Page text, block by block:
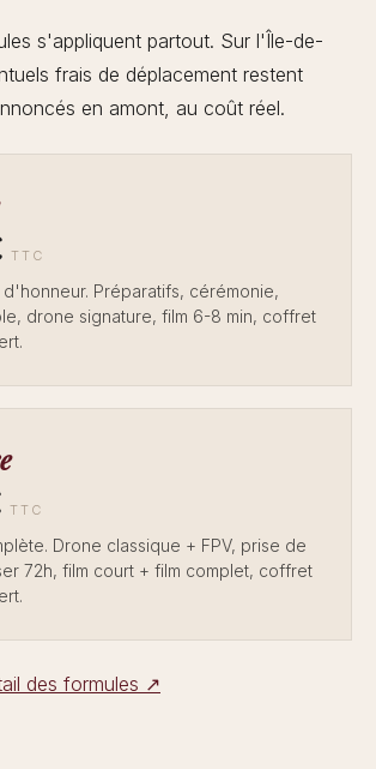
s'appliquent partout. Sur l'Île-de-
frais de déplacement restent
en amont, au coût réel.
TTC
Préparatifs, cérémonie,
drone signature, film 6-8 min, coffret
TTC
Drone classique + FPV, prise de
72h, film court + film complet, coffret
des formules ↗